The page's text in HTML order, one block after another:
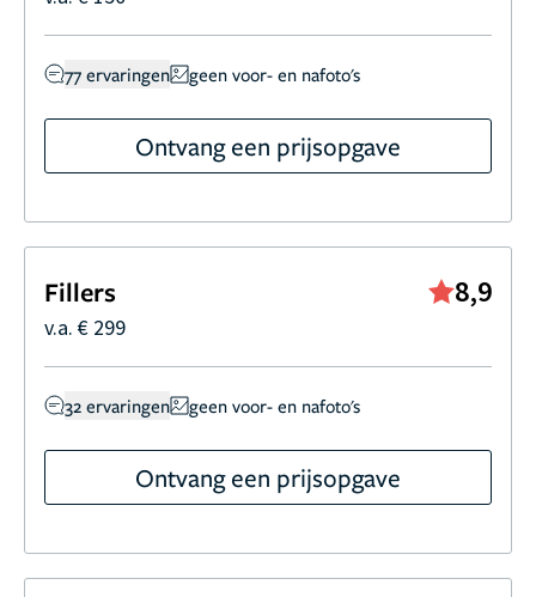
77 ervaringen geen voor- en nafoto's
Ontvang een prijsopgave
Fillers 8,9
v.a. € 299
32 ervaringen geen voor- en nafoto's
Ontvang een prijsopgave